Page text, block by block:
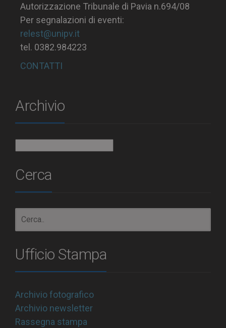
Autorizzazione Tribunale di Pavia n.694/08
Per segnalazioni di eventi:
relest@unipv.it
tel. 0382.984223
CONTATTI
Archivio
Cerca
Ufficio Stampa
Archivio fotografico
Archivio newsletter
Rassegna stampa